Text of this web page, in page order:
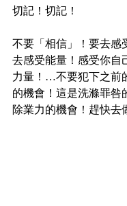
切記！切記！
不要「相信」！要去感
去感受能量！感受你自
力量！…不要犯下之前
的機會！這是洗滌罪咎
除業力的機會！趕快去